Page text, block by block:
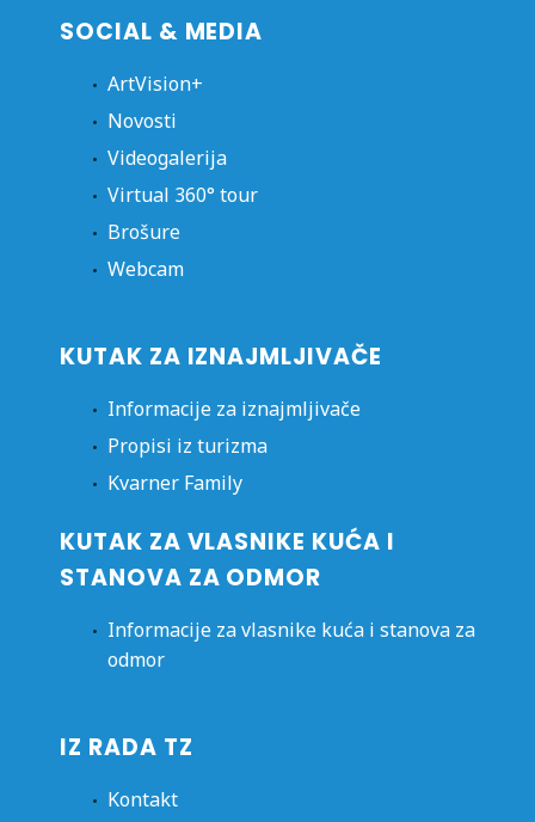
SOCIAL & MEDIA
ArtVision+
Novosti
Videogalerija
Virtual 360° tour
Brošure
Webcam
KUTAK ZA IZNAJMLJIVAČE
Informacije za iznajmljivače
Propisi iz turizma
Kvarner Family
KUTAK ZA VLASNIKE KUĆA I
STANOVA ZA ODMOR
Informacije za vlasnike kuća i stanova za
odmor
IZ RADA TZ
Kontakt